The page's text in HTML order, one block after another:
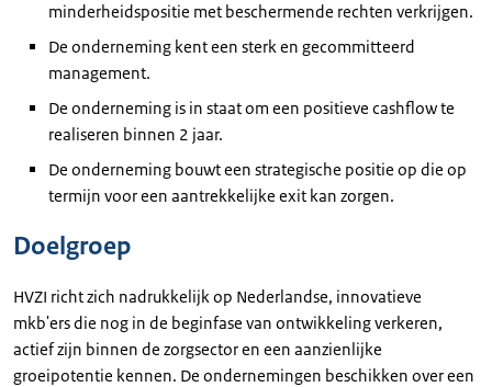
minderheidspositie met beschermende rechten verkrijgen.
De onderneming kent een sterk en gecommitteerd
management.
De onderneming is in staat om een positieve cashflow te
realiseren binnen 2 jaar.
De onderneming bouwt een strategische positie op die op
termijn voor een aantrekkelijke exit kan zorgen.
Doelgroep
HVZI richt zich nadrukkelijk op Nederlandse, innovatieve
mkb'ers die nog in de beginfase van ontwikkeling verkeren,
actief zijn binnen de zorgsector en een aanzienlijke
groeipotentie kennen. De ondernemingen beschikken over een